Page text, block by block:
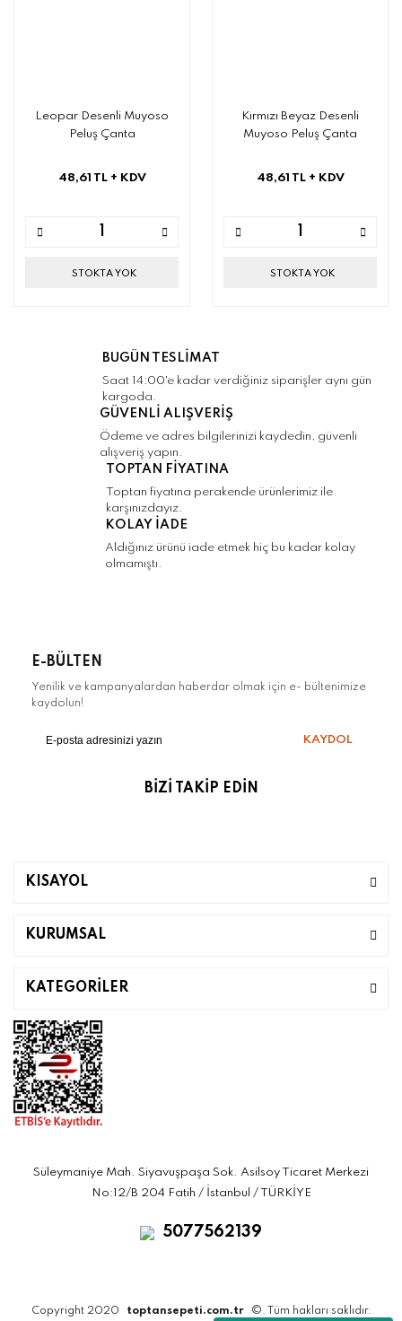
Leopar Desenli Muyoso
Peluş Çanta
48,61 TL + KDV
STOKTA YOK
Kırmızı Beyaz Desenli
Muyoso Peluş Çanta
48,61 TL + KDV
STOKTA YOK
BUGÜN TESLİMAT
Saat 14:00'e kadar verdiğiniz siparişler aynı gün
kargoda.
GÜVENLİ ALIŞVERİŞ
Ödeme ve adres bilgilerinizi kaydedin, güvenli
alışveriş yapın.
TOPTAN FİYATINA
Toptan fiyatına perakende ürünlerimiz ile
karşınızdayız.
KOLAY İADE
Aldığınız ürünü iade etmek hiç bu kadar kolay
olmamıştı.
E-BÜLTEN
Yenilik ve kampanyalardan haberdar olmak için e- bültenimize
kaydolun!
KAYDOL
BİZİ TAKİP EDİN
KISAYOL
KURUMSAL
KATEGORİLER
Süleymaniye Mah. Siyavuşpaşa Sok. Asilsoy Ticaret Merkezi
No:12/B 204 Fatih / İstanbul / TÜRKİYE
5077562139
Copyright 2020 toptansepeti.com.tr ©. Tüm hakları saklıdır.